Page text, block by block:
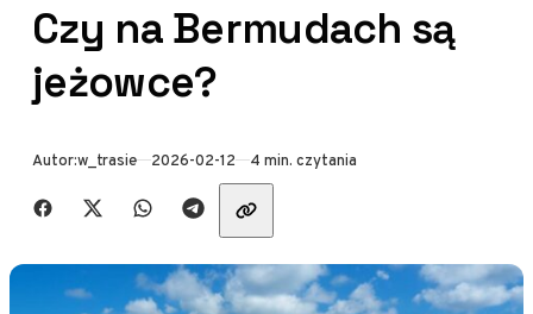
Czy na Bermudach są
jeżowce?
Autor:w_trasie Opublikowano
2026-02-12 4 min. czytania
Udostępnij znajomym